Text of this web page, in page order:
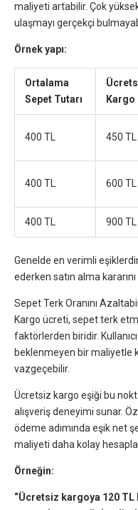
maliyeti artabilir. Çok
ulaşmayı gerçekçi
Örnek yapı:
Ortalama
Sepet Tutarı
Kargo
400 TL 450 TL
400 TL 600 TL
400 TL 900 TL
Genelde en verimli
ederken satın alma
Sepet Terk Oranını
Kargo ücreti, sepet terk
faktörlerden biridir.
beklenmeyen bir maliyetle
vazgeçebilir.
Ücretsiz kargo eşiği bu
alışveriş deneyimi sunar.
ödeme adımında eşik net
maliyeti daha kolay
Örneğin:
“Ücretsiz kargoya 120 TL